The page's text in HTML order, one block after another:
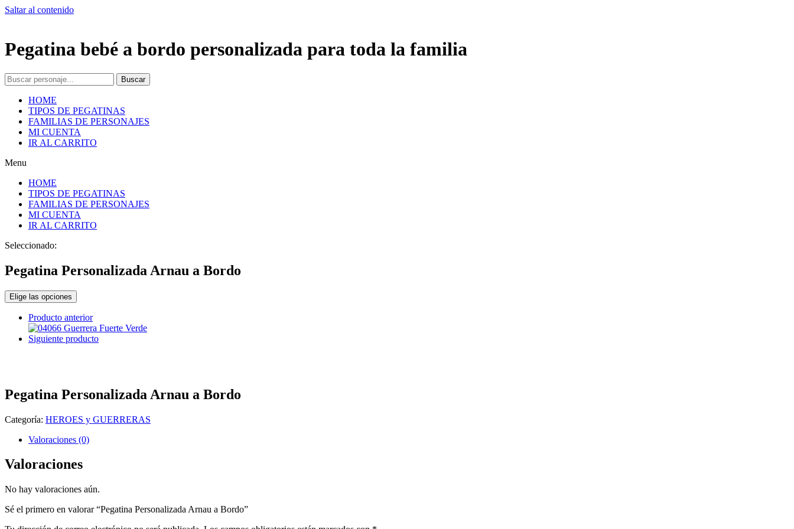
Saltar al contenido
Pegatina bebé a bordo personalizada para toda la familia
Buscar
HOME
TIPOS DE PEGATINAS
FAMILIAS DE PERSONAJES
MI CUENTA
IR AL CARRITO
Menu
HOME
TIPOS DE PEGATINAS
FAMILIAS DE PERSONAJES
MI CUENTA
IR AL CARRITO
Seleccionado:
Pegatina Personalizada Arnau a Bordo
Elige las opciones
Producto anterior
Siguiente producto
Pegatina Personalizada Arnau a Bordo
Categoría: HEROES y GUERRERAS
Valoraciones (0)
Valoraciones
No hay valoraciones aún.
Sé el primero en valorar “Pegatina Personalizada Arnau a Bordo”